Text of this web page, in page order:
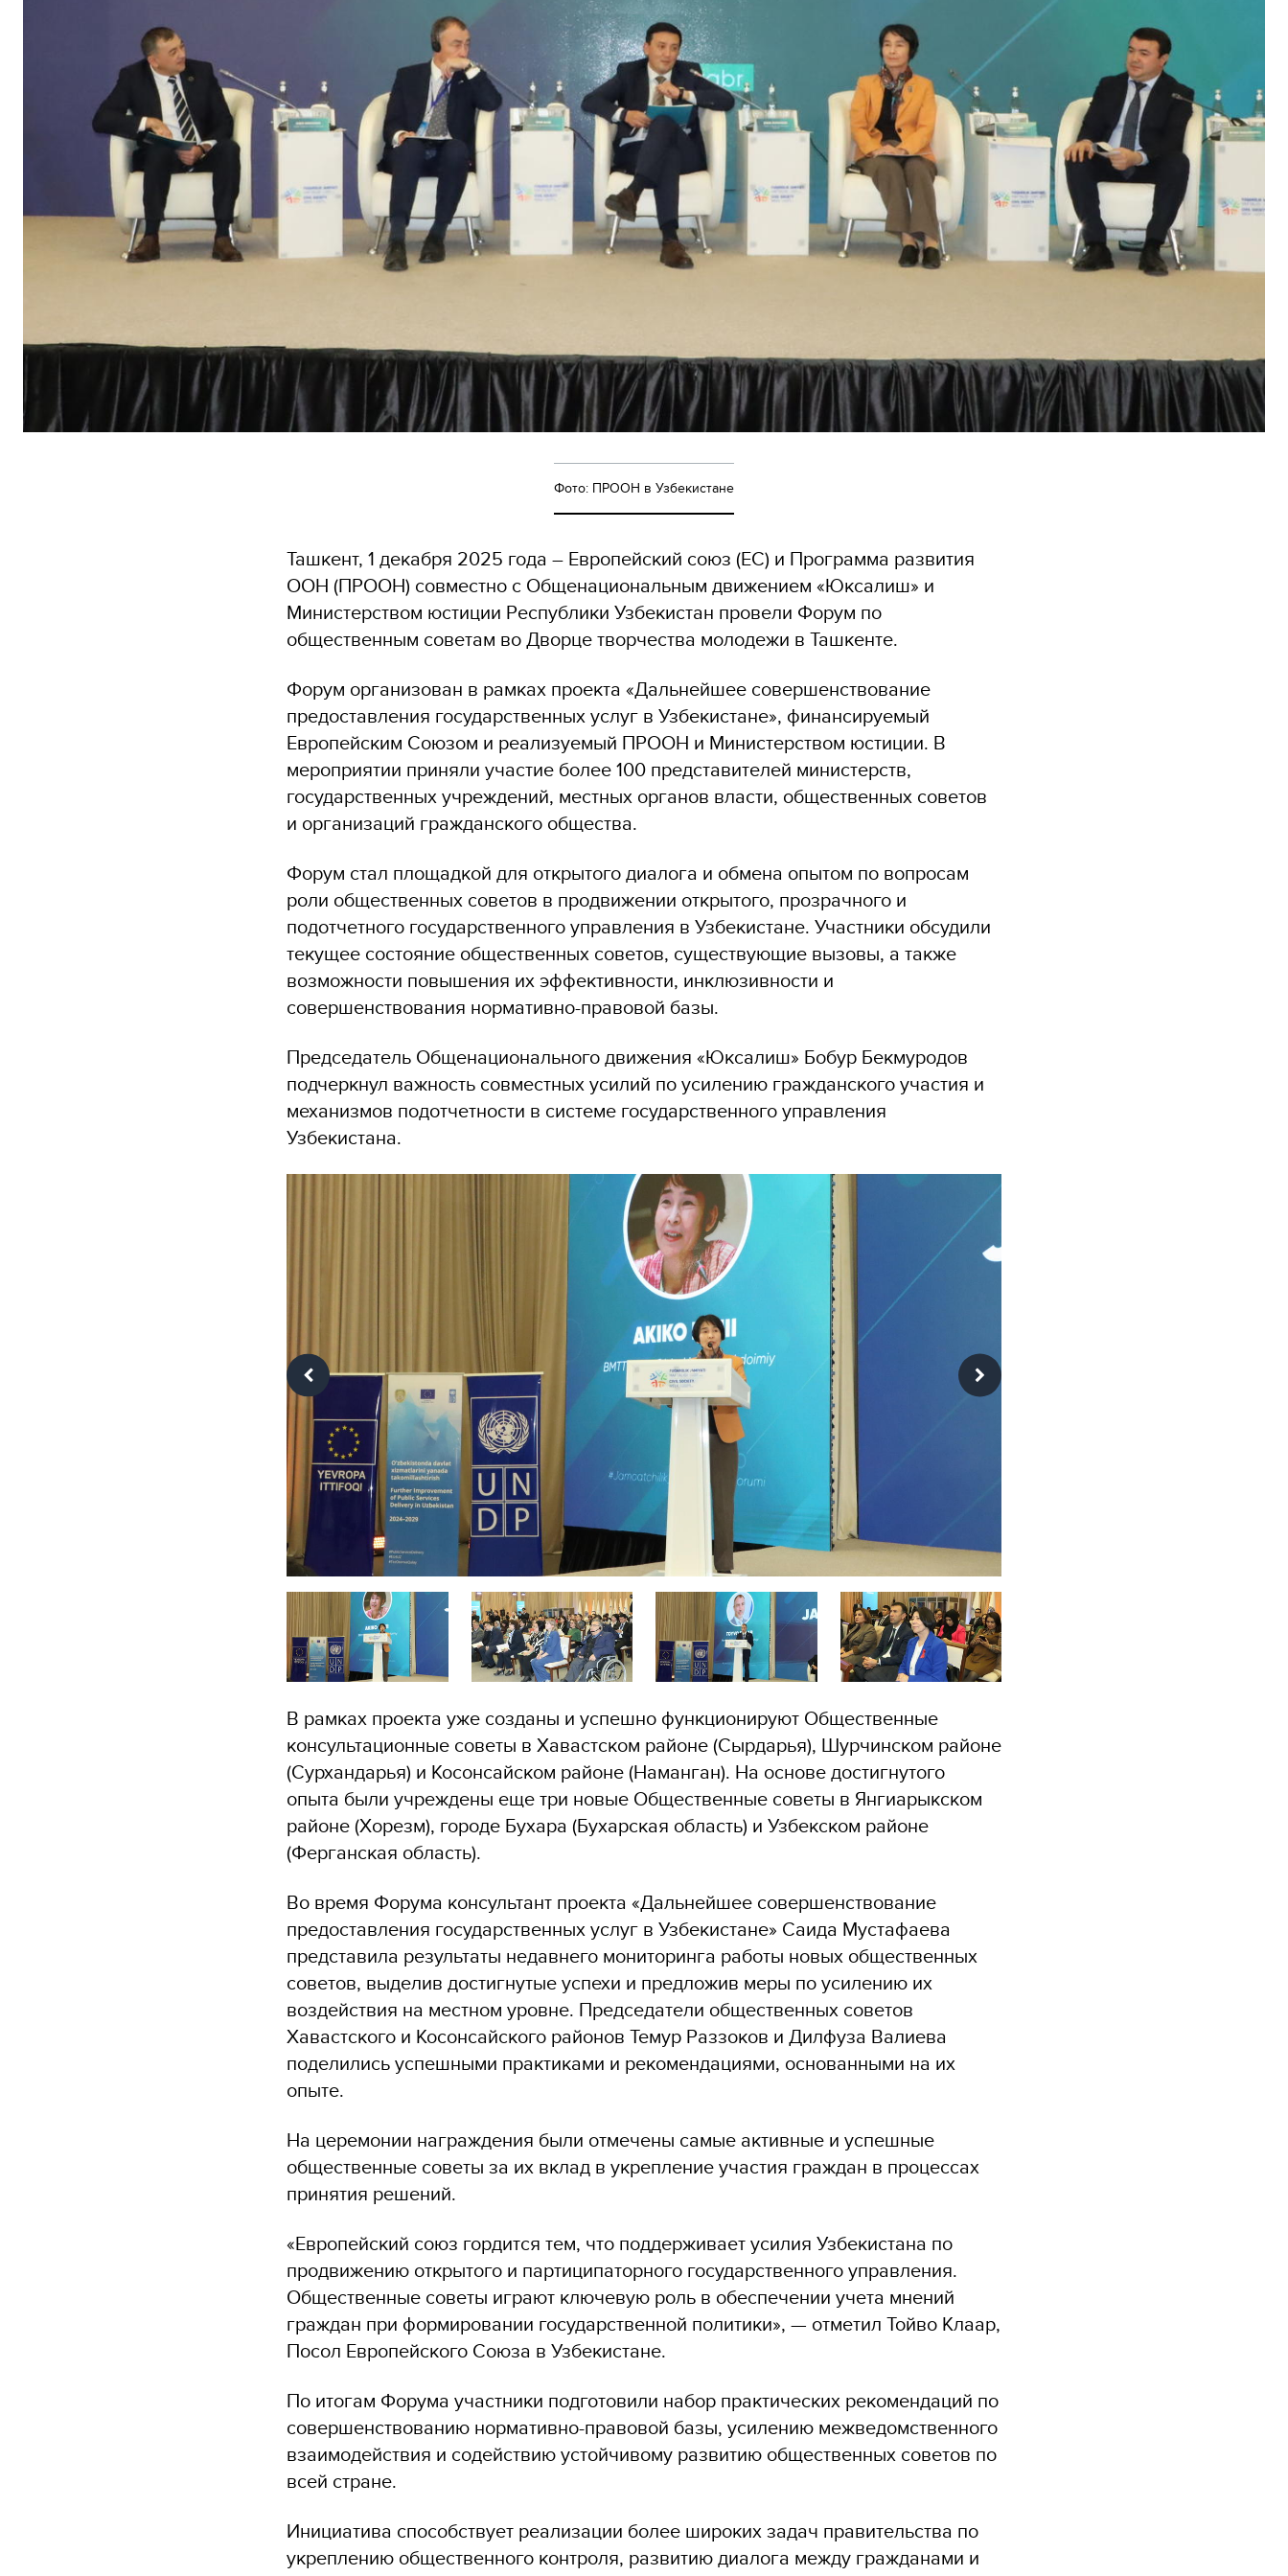
Фото: ПРООН в Узбекистане
Ташкент, 1 декабря 2025 года – Европейский союз (ЕС) и Программа развития
ООН (ПРООН) совместно с Общенациональным движением «Юксалиш» и
Министерством юстиции Республики Узбекистан провели Форум по
общественным советам во Дворце творчества молодежи в Ташкенте.
Форум организован в рамках проекта «Дальнейшее совершенствование
предоставления государственных услуг в Узбекистане», финансируемый
Европейским Союзом и реализуемый ПРООН и Министерством юстиции. В
мероприятии приняли участие более 100 представителей министерств,
государственных учреждений, местных органов власти, общественных советов
и организаций гражданского общества.
Форум стал площадкой для открытого диалога и обмена опытом по вопросам
роли общественных советов в продвижении открытого, прозрачного и
подотчетного государственного управления в Узбекистане. Участники обсудили
текущее состояние общественных советов, существующие вызовы, а также
возможности повышения их эффективности, инклюзивности и
совершенствования нормативно-правовой базы.
Председатель Общенационального движения «Юксалиш» Бобур Бекмуродов
подчеркнул важность совместных усилий по усилению гражданского участия и
механизмов подотчетности в системе государственного управления
Узбекистана.
В рамках проекта уже созданы и успешно функционируют Общественные
консультационные советы в Хавастском районе (Сырдарья), Шурчинском районе
(Сурхандарья) и Косонсайском районе (Наманган). На основе достигнутого
опыта были учреждены еще три новые Общественные советы в Янгиарыкском
районе (Хорезм), городе Бухара (Бухарская область) и Узбекском районе
(Ферганская область).
Во время Форума консультант проекта «Дальнейшее совершенствование
предоставления государственных услуг в Узбекистане» Саида Мустафаева
представила результаты недавнего мониторинга работы новых общественных
советов, выделив достигнутые успехи и предложив меры по усилению их
воздействия на местном уровне. Председатели общественных советов
Хавастского и Косонсайского районов Темур Раззоков и Дилфуза Валиева
поделились успешными практиками и рекомендациями, основанными на их
опыте.
На церемонии награждения были отмечены самые активные и успешные
общественные советы за их вклад в укрепление участия граждан в процессах
принятия решений.
«Европейский союз гордится тем, что поддерживает усилия Узбекистана по
продвижению открытого и партиципаторного государственного управления.
Общественные советы играют ключевую роль в обеспечении учета мнений
граждан при формировании государственной политики», — отметил Тойво Клаар,
Посол Европейского Союза в Узбекистане.
По итогам Форума участники подготовили набор практических рекомендаций по
совершенствованию нормативно-правовой базы, усилению межведомственного
взаимодействия и содействию устойчивому развитию общественных советов по
всей стране.
Инициатива способствует реализации более широких задач правительства по
укреплению общественного контроля, развитию диалога между гражданами и